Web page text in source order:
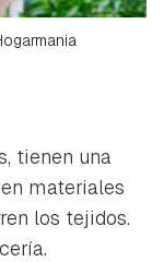
tienen una
materiales
los tejidos.